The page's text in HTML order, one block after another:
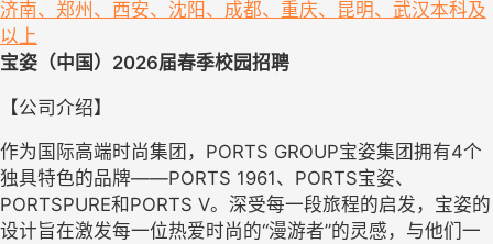
济南、郑州、西安、沈阳、成都、重庆、昆明、武汉本科及
以上
宝姿（中国） 2026届春季校园招聘
【公司介绍】
作为国际高端时尚集团， PORTS GROUP宝姿集团拥有4个
独具特色的品牌——PORTS 1961、 PORTS宝姿、
PORTSPURE和 PORTS V。深受每一段旅程的启发，宝姿的
设计旨在激发每一位热爱时尚的“漫游者”的灵感，与他们一